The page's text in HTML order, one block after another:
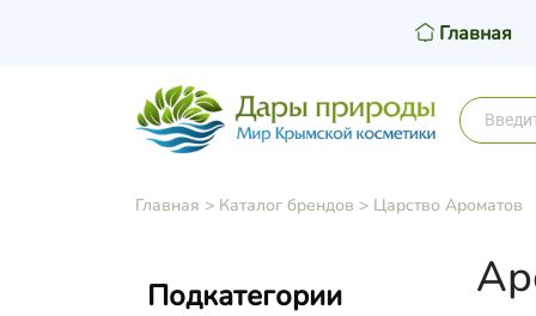
Главная
Главная > Каталог брендов > Царство Ароматов
Подкатегории